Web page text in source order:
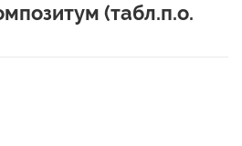
(табл.п.о.